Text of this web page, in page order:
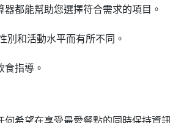
都能幫助您選擇符合需求的項目。
別和活動水平而有所不同。
指導。